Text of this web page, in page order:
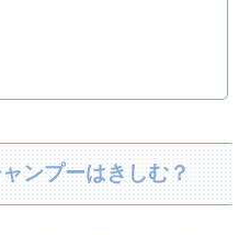
ンプーはきしむ？